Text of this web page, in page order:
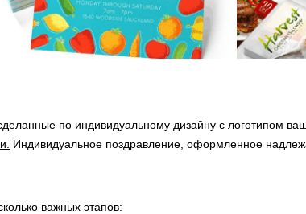
по индивидуальному дизайну с логотипом
Индивидуальное поздравление, оформленное
важных этапов: